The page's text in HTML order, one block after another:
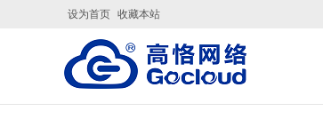
设为首页 收藏本站